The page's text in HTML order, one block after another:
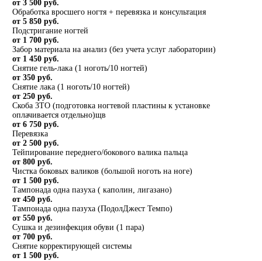
от 3 500 руб.
Обработка вросшего ногтя + перевязка и консультация
от 5 850 руб.
Подстригание ногтей
от 1 700 руб.
Забор материала на анализ (без учета услуг лаборатории)
от 1 450 руб.
Снятие гель-лака (1 ноготь/10 ногтей)
от 350 руб.
Снятие лака (1 ноготь/10 ногтей)
от 250 руб.
Скоба 3ТО (подготовка ногтевой пластины к установке
оплачивается отдельно)щв
от 6 750 руб.
Перевязка
от 2 500 руб.
Тейпирование переднего/бокового валика пальца
от 800 руб.
Чистка боковых валиков (большой ноготь на ноге)
от 1 500 руб.
Тампонада одна пазуха ( каполин, лигазано)
от 450 руб.
Тампонада одна пазуха (ПодолДжест Темпо)
от 550 руб.
Сушка и дезинфекция обуви (1 пара)
от 700 руб.
Снятие корректирующей системы
от 1 500 руб.